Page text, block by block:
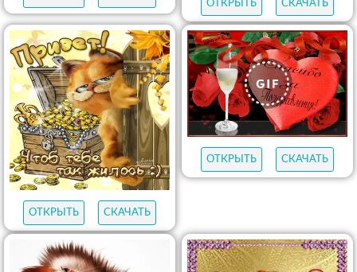
ОТКРЫТЬ СКАЧАТЬ
ОТКРЫТЬ СКАЧАТЬ
ОТКРЫТЬ СКАЧАТЬ